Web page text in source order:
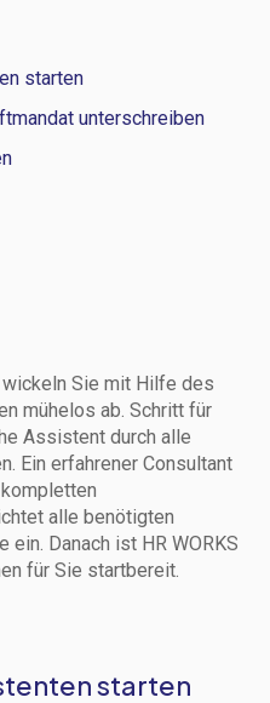
starten
unterschreiben
Sie mit Hilfe des
mühelos ab. Schritt für
Assistent durch alle
Ein erfahrener Consultant
alle benötigten
Danach ist HR WORKS
für Sie startbereit.
starten